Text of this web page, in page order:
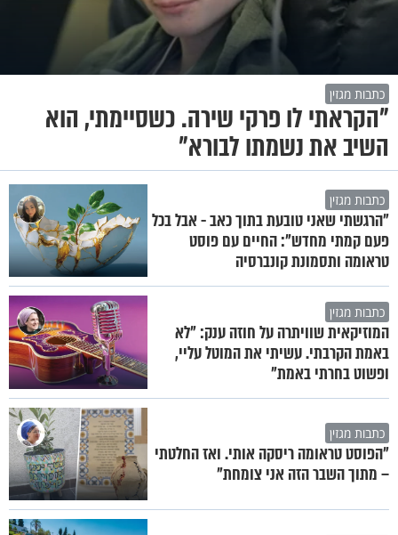
כתבות מגזין
"הקראתי לו פרקי שירה. כשסיימתי, הוא
השיב את נשמתו לבורא"
כתבות מגזין
"הרגשתי שאני טובעת בתוך כאב - אבל בכל
פעם קמתי מחדש": החיים עם פוסט
טראומה ותסמונת קונברסיה
כתבות מגזין
המוזיקאית שוויתרה על חוזה ענק: "לא
באמת הקרבתי. עשיתי את המוטל עליי,
ופשוט בחרתי באמת"
כתבות מגזין
"הפוסט טראומה ריסקה אותי. ואז החלטתי
– מתוך השבר הזה אני צומחת"